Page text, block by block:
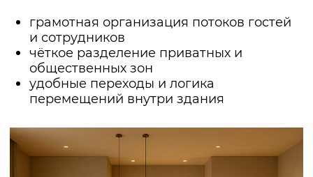
месту: в морском городе — элементы
морской тематики, в горах — дерево и
камень.
Звук.Мы всегда уделяем внимание
акустике. В мини-гостинице особенно
важно, чтобы номера были защищены от
шума.